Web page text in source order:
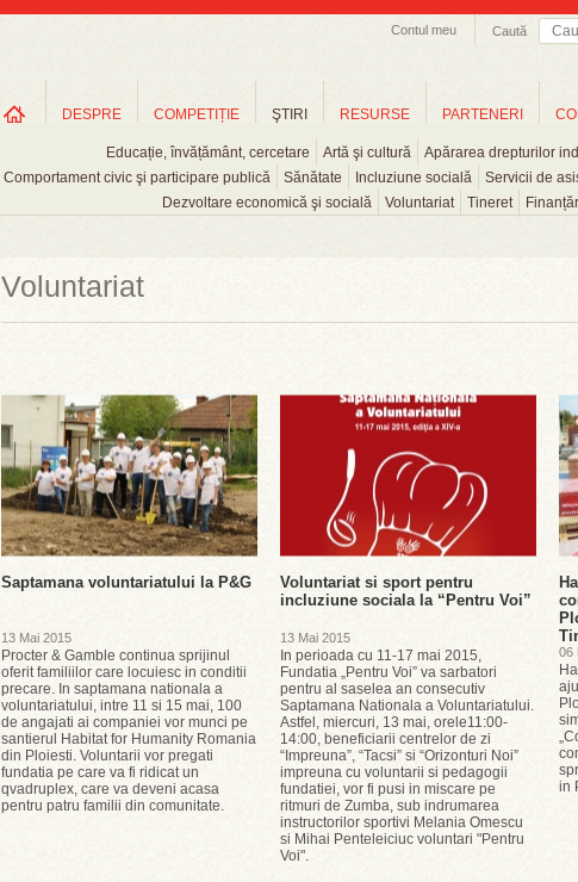
Caută
Contul meu
DESPRE COMPETIȚIE ŞTIRI
Educație, învățământ, cercetare Artă şi cultură
Apărarea drepturilor
Comportament civic şi participare publică
Sănătate Incluziune socială Servicii de
Dezvoltare economică şi socială
Voluntariat Tineret
RESURSE PARTENERI
Voluntariat
Saptamana voluntariatului la P&G
13 Mai 2015
Procter & Gamble continua sprijinul
oferit familiilor care locuiesc in conditii
precare. In saptamana nationala a
voluntariatului, intre 11 si 15 mai, 100
de angajati ai companiei vor munci pe
santierul Habitat for Humanity Romania
din Ploiesti. Voluntarii vor pregati
fundatia pe care va fi ridicat un
qvadruplex, care va deveni acasa
pentru patru familii din comunitate.
Voluntariat si sport pentru
incluziune sociala la “Pentru Voi”
13 Mai 2015
In perioada cu 11-17 mai 2015,
Fundatia „Pentru Voi” va sarbatori
pentru al saselea an consecutiv
Saptamana Nationala a Voluntariatului.
Astfel, miercuri, 13 mai, orele11:00-
14:00, beneficiarii centrelor de zi
“Impreuna”, “Tacsi” si “Orizonturi Noi”
impreuna cu voluntarii si pedagogii
fundatiei, vor fi pusi in miscare pe
ritmuri de Zumba, sub indrumarea
instructorilor sportivi Melania Omescu
si Mihai Penteleiciuc voluntari "Pentru
Voi".
06
in